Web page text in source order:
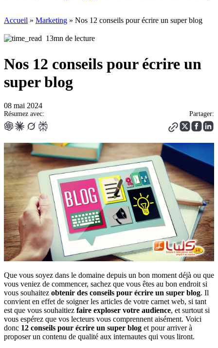
Accueil » Marketing » Nos 12 conseils pour écrire un super blog
13mn de lecture
Nos 12 conseils pour écrire un
super blog
08 mai 2024
Résumez avec: Partager:
Que vous soyez dans le domaine depuis un bon moment déjà ou que
vous veniez de commencer, sachez que vous êtes au bon endroit si
vous souhaitez obtenir des conseils pour écrire un super blog. Il
convient en effet de soigner les articles de votre carnet web, si tant
est que vous souhaitiez faire exploser votre audience, et surtout si
vous espérez que vos lecteurs vous comprennent aisément. Voici
donc 12 conseils pour écrire un super blog et pour arriver à
proposer un contenu de qualité aux internautes qui vous liront.